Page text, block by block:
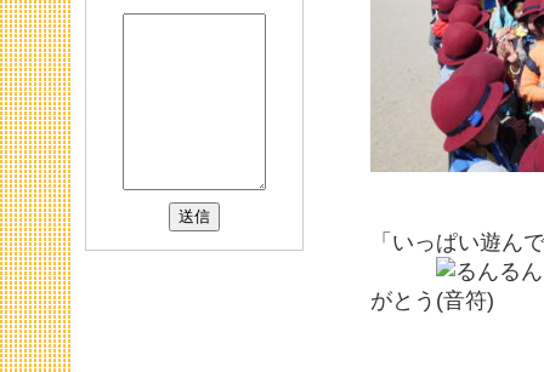
「いっぱい遊ん
がとう